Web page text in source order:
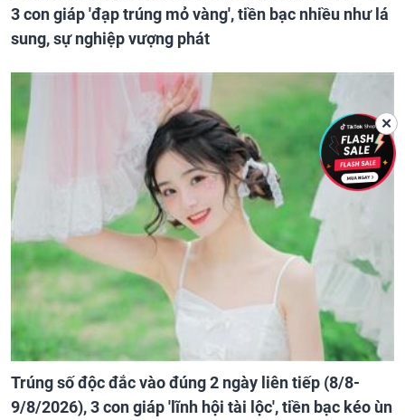
3 con giáp 'đạp trúng mỏ vàng', tiền bạc nhiều như lá
sung, sự nghiệp vượng phát
Trúng số độc đắc vào đúng 2 ngày liên tiếp (8/8-
9/8/2026), 3 con giáp 'lĩnh hội tài lộc', tiền bạc kéo ùn
✕